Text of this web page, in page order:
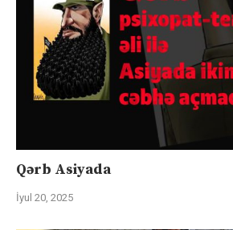
Qərb Asiyada
İyul 20, 2025